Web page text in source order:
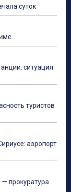
суток
ситуация
туристов
аэропорт
прокуратура